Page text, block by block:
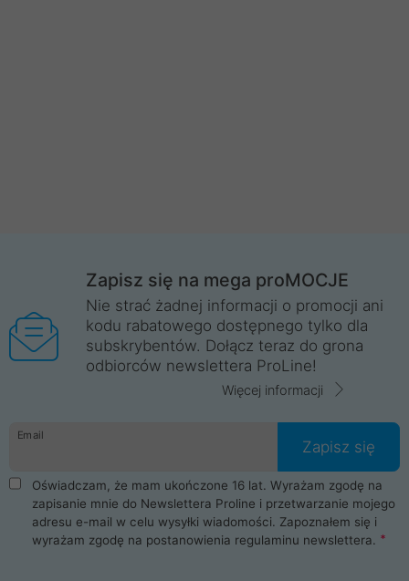
Zapisz się na mega proMOCJE
Nie strać żadnej informacji o promocji ani
kodu rabatowego dostępnego tylko dla
subskrybentów. Dołącz teraz do grona
odbiorców newslettera ProLine!
Więcej informacji
Email
Zapisz się
Oświadczam, że mam ukończone 16 lat. Wyrażam zgodę na
zapisanie mnie do Newslettera Proline i przetwarzanie mojego
adresu e-mail w celu wysyłki wiadomości. Zapoznałem się i
wyrażam zgodę na postanowienia regulaminu newslettera.